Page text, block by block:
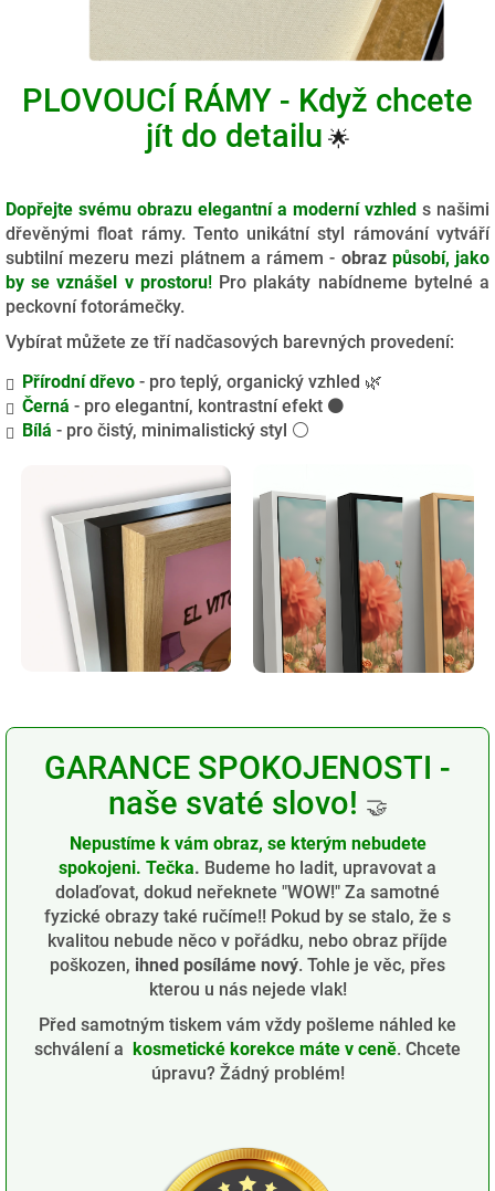
PLOVOUCÍ RÁMY - Když chcete
jít do detailu 🌟
Dopřejte svému obrazu elegantní a moderní vzhled s našimi
dřevěnými float rámy. Tento unikátní styl rámování vytváří
subtilní mezeru mezi plátnem a rámem - obraz působí, jako
by se vznášel v prostoru! Pro plakáty nabídneme bytelné a
peckovní fotorámečky.
Vybírat můžete ze tří nadčasových barevných provedení:
Přírodní dřevo - pro teplý, organický vzhled 🌿
Černá - pro elegantní, kontrastní efekt ⚫
Bílá - pro čistý, minimalistický styl ⚪
GARANCE SPOKOJENOSTI -
naše svaté slovo! 🤝
Nepustíme k vám obraz, se kterým nebudete
spokojeni. Tečka. Budeme ho ladit, upravovat a
dolaďovat, dokud neřeknete "WOW!" Za samotné
fyzické obrazy také ručíme!! Pokud by se stalo, že s
kvalitou nebude něco v pořádku, nebo obraz příjde
poškozen, ihned posíláme nový. Tohle je věc, přes
kterou u nás nejede vlak!
Před samotným tiskem vám vždy pošleme náhled ke
schválení a kosmetické korekce máte v ceně. Chcete
úpravu? Žádný problém!